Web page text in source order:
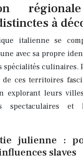
à
italienne se
avec sa propre
spécialités culinaires.
de ces territoires
explorant leurs
spectaculaires et
julienne :
slaves